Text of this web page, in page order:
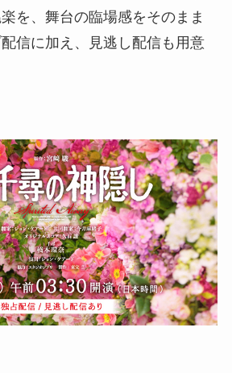
を、舞台の臨場感をそのまま
信に加え、見逃し配信も用意